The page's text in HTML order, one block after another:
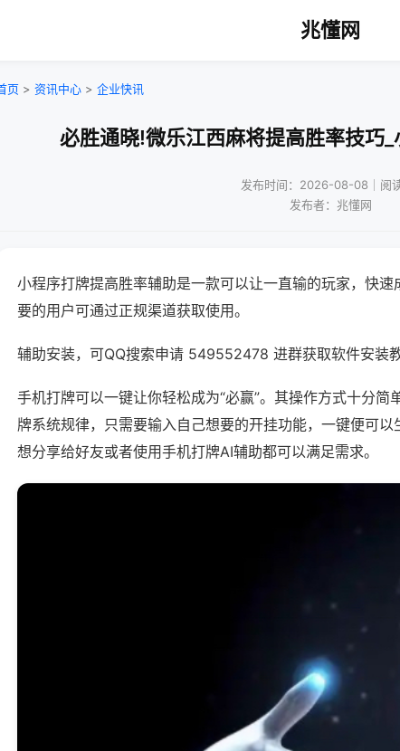
兆懂网
页 > 资讯中心 > 企业快讯
必胜通晓!微乐江西麻将提高胜率技巧
发布时间：2026-08-08｜阅
发布者：兆懂网
小程序打牌提高胜率辅助是一款可以让一直输的玩家，快速
要的用户可通过正规渠道获取使用。
辅助安装，可QQ搜索申请 549552478 进群获取软件安装
手机打牌可以一键让你轻松成为“必赢”。其操作方式十分
牌系统规律，只需要输入自己想要的开挂功能，一键便可
想分享给好友或者使用手机打牌AI辅助都可以满足需求。